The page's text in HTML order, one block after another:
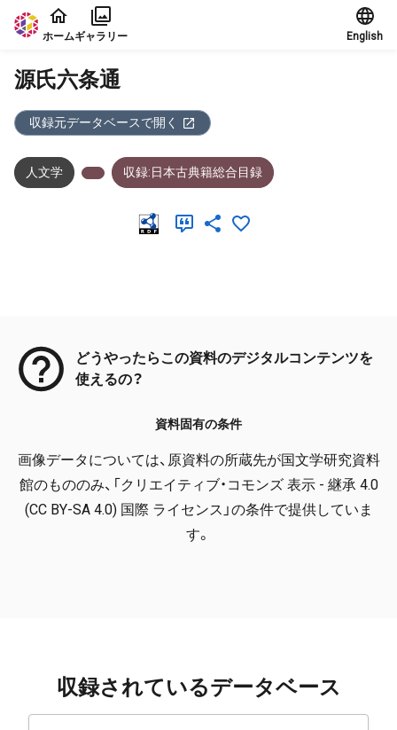
本文に飛ぶ
ホームギャラリー English
源氏六条通
収録元データベースで開く
人文学 収録:日本古典籍総合目録
どうやったらこの資料のデジタルコンテンツを
使えるの？
資料固有の条件
画像データについては、原資料の所蔵先が国文学研究資料
館のもののみ、「クリエイティブ・コモンズ 表示 - 継承 4.0
(CC BY-SA 4.0) 国際 ライセンス」の条件で提供していま
す。
収録されているデータベース